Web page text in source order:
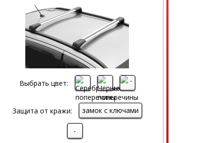
Выбрать цвет:
Защита от кражи: замок с ключами
-